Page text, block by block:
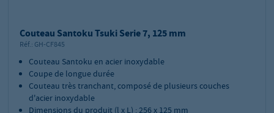
Couteau Santoku Tsuki Serie 7, 125 mm
Réf.: GH-CF845
Couteau Santoku en acier inoxydable
Coupe de longue durée
Couteau très tranchant, composé de plusieurs couches
d'acier inoxydable
Dimensions du produit (l x L) : 256 x 125 mm